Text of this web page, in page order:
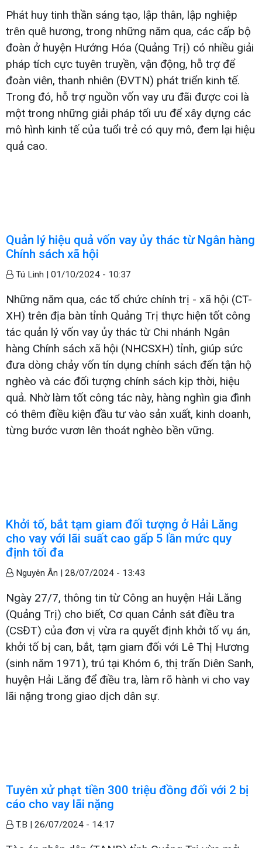
Phát huy tinh thần sáng tạo, lập thân, lập nghiệp
trên quê hương, trong những năm qua, các cấp bộ
đoàn ở huyện Hướng Hóa (Quảng Trị) có nhiều giải
pháp tích cực tuyên truyền, vận động, hỗ trợ để
đoàn viên, thanh nhiên (ĐVTN) phát triển kinh tế.
Trong đó, hỗ trợ nguồn vốn vay ưu đãi được coi là
một trong những giải pháp tối ưu để xây dựng các
mô hình kinh tế của tuổi trẻ có quy mô, đem lại hiệu
quả cao.
Quản lý hiệu quả vốn vay ủy thác từ Ngân hàng
Chính sách xã hội
Tú Linh | 01/10/2024 - 10:37
Những năm qua, các tổ chức chính trị - xã hội (CT-
XH) trên địa bàn tỉnh Quảng Trị thực hiện tốt công
tác quản lý vốn vay ủy thác từ Chi nhánh Ngân
hàng Chính sách xã hội (NHCSXH) tỉnh, giúp sức
đưa dòng chảy vốn tín dụng chính sách đến tận hộ
nghèo và các đối tượng chính sách kịp thời, hiệu
quả. Nhờ làm tốt công tác này, hàng nghìn gia đình
có thêm điều kiện đầu tư vào sản xuất, kinh doanh,
từng bước vươn lên thoát nghèo bền vững.
Khởi tố, bắt tạm giam đối tượng ở Hải Lăng
cho vay với lãi suất cao gấp 5 lần mức quy
định tối đa
Nguyên Ân | 28/07/2024 - 13:43
Ngày 27/7, thông tin từ Công an huyện Hải Lăng
(Quảng Trị) cho biết, Cơ quan Cảnh sát điều tra
(CSĐT) của đơn vị vừa ra quyết định khởi tố vụ án,
khởi tố bị can, bắt, tạm giam đối với Lê Thị Hương
(sinh năm 1971), trú tại Khóm 6, thị trấn Diên Sanh,
huyện Hải Lăng để điều tra, làm rõ hành vi cho vay
lãi nặng trong giao dịch dân sự.
Tuyên xử phạt tiền 300 triệu đồng đối với 2 bị
cáo cho vay lãi nặng
T.B | 26/07/2024 - 14:17